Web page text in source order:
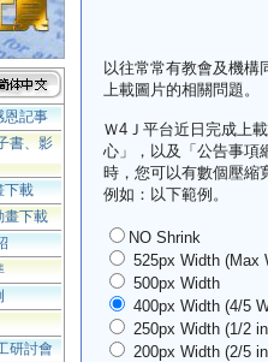
恩記事
書、影
下載
畫下載
研討會
以往常常有教會及機構
上載圖片的相關問題。
Ｗ4Ｊ平台近日完成上
心」，以及「公告事項
時，您可以有數個壓縮
例如：以下範例。
NO Shrink
525px Width (Max
500px Width
400px Width (4/5
250px Width (1/2
200px Width (2/5